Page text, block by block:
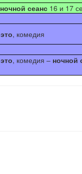
ночной сеанс16 и 17
, комедия
, комедия – ночной